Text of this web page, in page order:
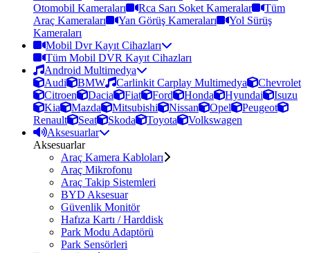
Otomobil Kameraları
Rca Sarı Soket Kameralar
Tüm
Araç Kameraları
Yan Görüş Kameraları
Yol Sürüş
Kameraları
Mobil Dvr Kayıt Cihazları
Tüm Mobil DVR Kayıt Cihazları
Android Multimedya
Audi
BMW Carlinkit Carplay Multimedya
Chevrolet
Citroen
Dacia Fiat Ford Honda Hyundai
Isuzu
Kia
Mazda Mitsubishi Nissan Opel
Peugeot
Renault
Seat Skoda Toyota
Volkswagen
Aksesuarlar
Aksesuarlar
Araç Kamera Kabloları
Araç Mikrofonu
Araç Takip Sistemleri
BYD Aksesuar
Güvenlik Monitör
Hafıza Kartı / Harddisk
Park Modu Adaptörü
Park Sensörleri